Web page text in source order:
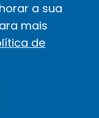
a sua
mais
de